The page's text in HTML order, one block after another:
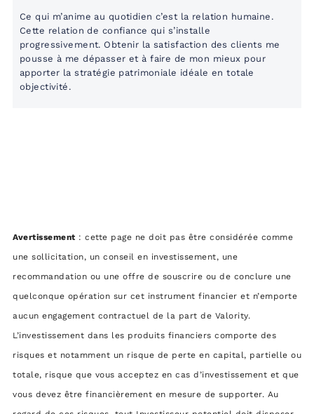
Ce qui m’anime au quotidien c’est la relation humaine.
Cette relation de confiance qui s’installe
progressivement. Obtenir la satisfaction des clients me
pousse à me dépasser et à faire de mon mieux pour
apporter la stratégie patrimoniale idéale en totale
objectivité.
Avertissement : cette page ne doit pas être considérée comme
une sollicitation, un conseil en investissement, une
recommandation ou une offre de souscrire ou de conclure une
quelconque opération sur cet instrument financier et n’emporte
aucun engagement contractuel de la part de Valority.
L’investissement dans les produits financiers comporte des
risques et notamment un risque de perte en capital, partielle ou
totale, risque que vous acceptez en cas d’investissement et que
vous devez être financièrement en mesure de supporter. Au